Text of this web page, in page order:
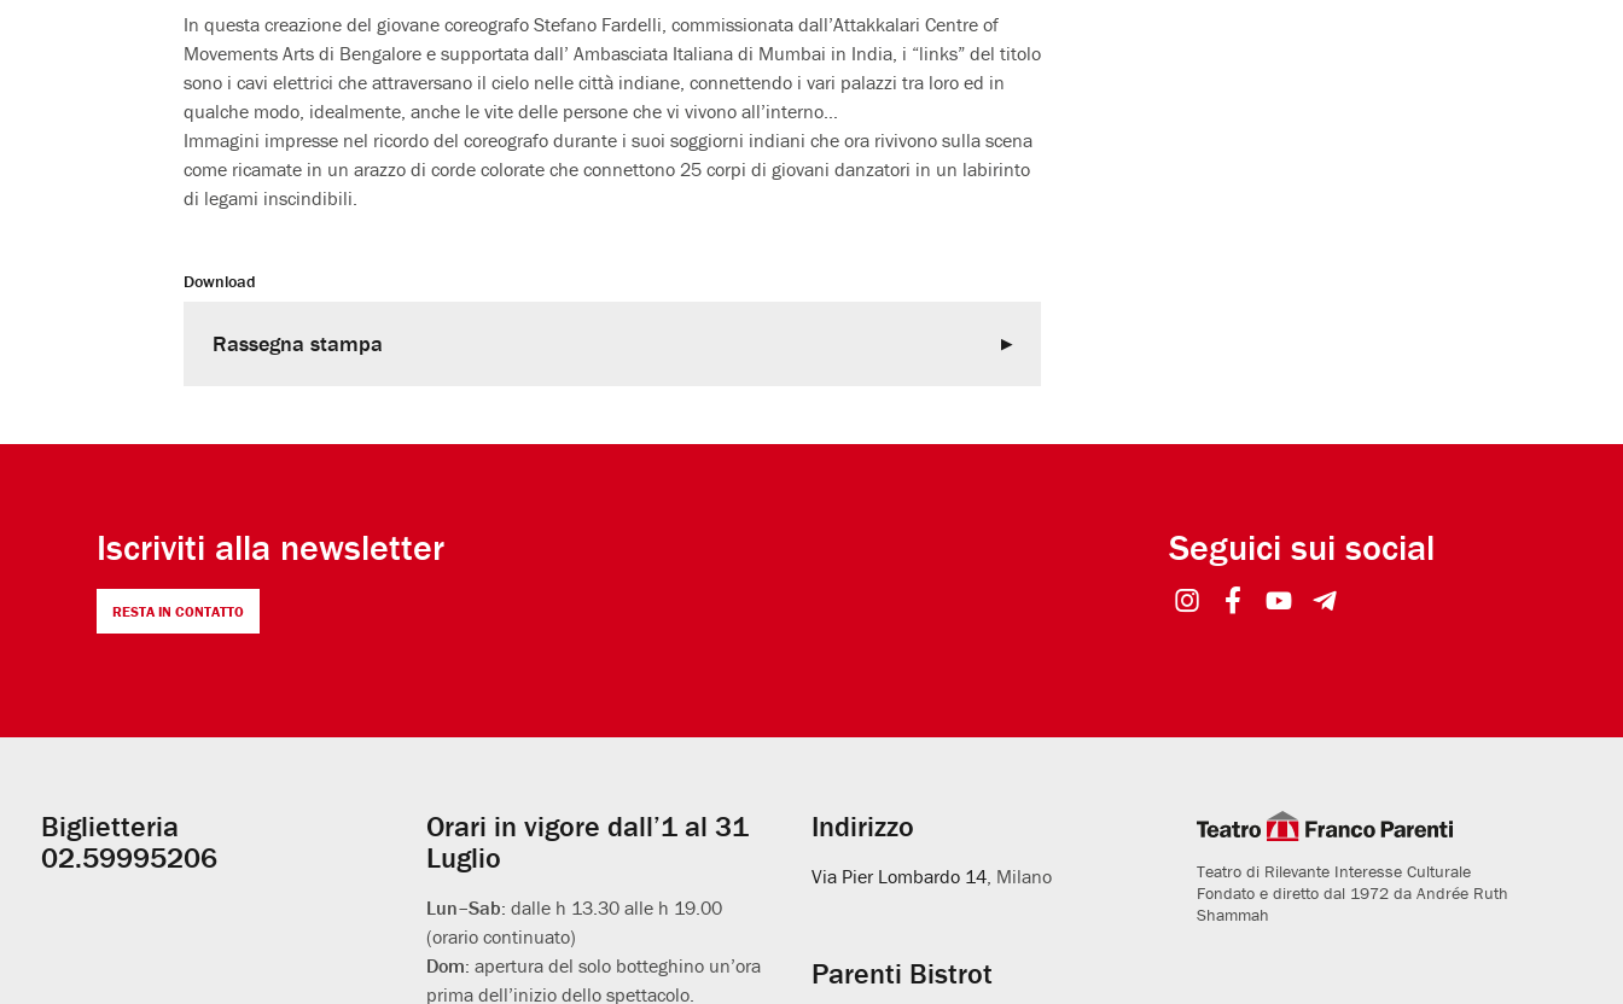
In questa creazione del giovane coreografo Stefano Fardelli, commissionata dall’Attakkalari Centre of
Movements Arts di Bengalore e supportata dall’ Ambasciata Italiana di Mumbai in India, i “links” del titolo
sono i cavi elettrici che attraversano il cielo nelle città indiane, connettendo i vari palazzi tra loro ed in
qualche modo, idealmente, anche le vite delle persone che vi vivono all’interno…
Immagini impresse nel ricordo del coreografo durante i suoi soggiorni indiani che ora rivivono sulla scena
come ricamate in un arazzo di corde colorate che connettono 25 corpi di giovani danzatori in un labirinto
di legami inscindibili.
Download
Rassegna stampa
Iscriviti alla newsletter
RESTA IN CONTATTO
Seguici sui social
Informazioni
utili
Biglietteria
02.59995206
Orari in vigore dall’1 al 31
Luglio
Lun–Sab: dalle h 13.30 alle h 19.00
(orario continuato)
Dom: apertura del solo botteghino un’ora
prima dell’inizio dello spettacolo.
Indirizzo
Via Pier Lombardo 14 , Milano
Parenti Bistrot
Teatro di Rilevante Interesse Culturale
Fondato e diretto dal 1972 da Andrée Ruth
Shammah